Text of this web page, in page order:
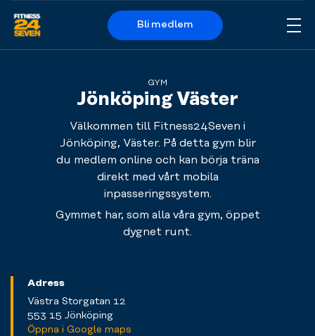
Logo
Bli medlem
GYM
Jönköping Väster
Välkommen till Fitness24Seven i
Jönköping, Väster. På detta gym blir
du medlem online och kan börja träna
direkt med vårt mobila
inpasseringssystem.
Gymmet har, som alla våra gym, öppet
dygnet runt.
Adress
Västra Storgatan 12
553 15 Jönköping
Öppna i Google maps